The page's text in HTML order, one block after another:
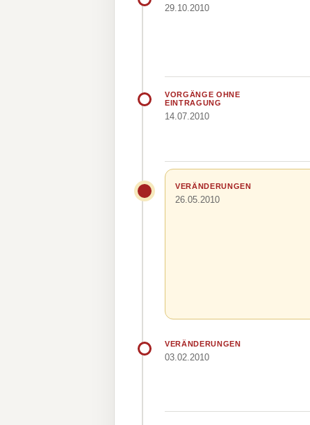
29.10.2010
VORGÄNGE OHNE
EINTRAGUNG
14.07.2010
VERÄNDERUNGEN
26.05.2010
VERÄNDERUNGEN
03.02.2010